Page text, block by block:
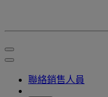
聯絡銷售人員